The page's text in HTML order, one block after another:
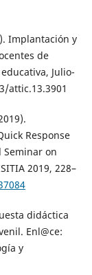
Implantación y
de
Julio-
attic.13.3901
Response
Seminar on
2019, 228–
didáctica
Enl@ce:
y